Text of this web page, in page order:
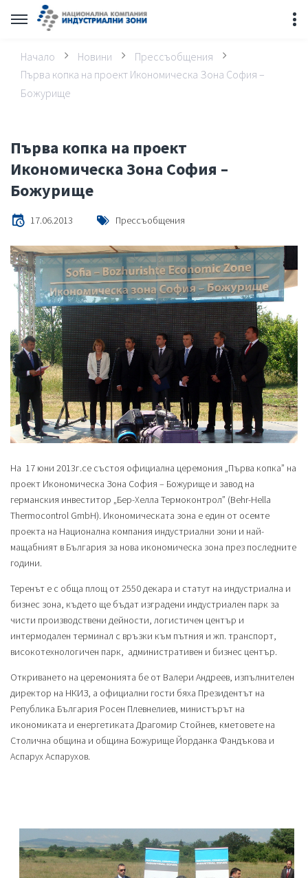
Начало Новини
Прессъобщения
Първа копка на проект Икономическа Зона София –
Божурище
Първа копка на проект
Икономическа Зона София –
Божурище
17.06.2013 Прессъобщения
На 17 юни 2013г.се състоя официална церемония „Първа копка” на
проект Икономическа Зона София – Божурище и завод на
германския инвеститор „Бер-Хелла Термоконтрол” (Behr-Hella
Thermocontrol GmbH). Икономическата зона е един от осемте
проекта на Национална компания индустриални зони и най-
мащабният в България за нова икономическа зона през последните
години.
Теренът е с обща площ от 2550 декара и статут на индустриална и
бизнес зона, където ще бъдат изградени индустриален парк за
чисти производствени дейности, логистичен център и
интермодален терминал с връзки към пътния и жп. транспорт,
високотехнологичен парк, административен и бизнес център.
Откриването на церемонията бе от Валери Андреев, изпълнителен
директор на НКИЗ, а официални гости бяха Президентът на
Република България Росен Плевнелиев, министърът на
икономиката и енергетиката Драгомир Стойнев, кметовете на
Столична община и община Божурище Йорданка Фандъкова и
Аспарух Аспарухов.